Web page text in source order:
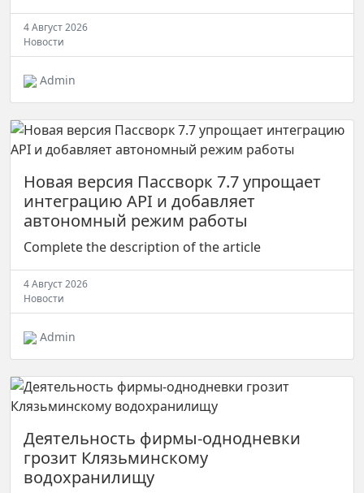
4 Август 2026
Новости
Admin
Новая версия Пассворк 7.7 упрощает
интеграцию API и добавляет
автономный режим работы
Complete the description of the article
4 Август 2026
Новости
Admin
Деятельность фирмы-однодневки
грозит Клязьминскому
водохранилищу